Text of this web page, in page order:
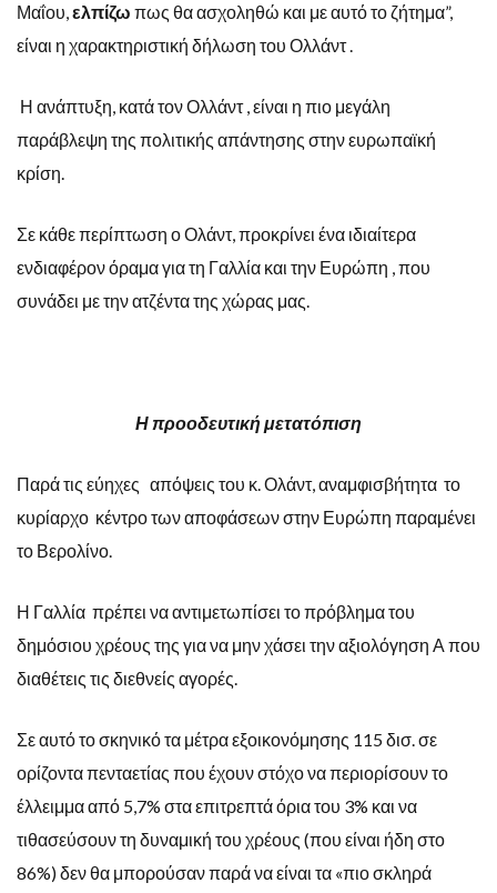
Μαΐου, ελπίζω πως θα ασχοληθώ και με αυτό το ζήτημα”,
είναι η χαρακτηριστική δήλωση του Ολλάντ .
Η ανάπτυξη, κατά τον Ολλάντ , είναι η πιο μεγάλη
παράβλεψη της πολιτικής απάντησης στην ευρωπαϊκή
κρίση.
Σε κάθε περίπτωση ο Ολάντ, προκρίνει ένα ιδιαίτερα
ενδιαφέρον όραμα για τη Γαλλία και την Ευρώπη , που
συνάδει με την ατζέντα της χώρας μας.
Η προοδευτική μετατόπιση
Παρά τις εύηχες απόψεις του κ. Ολάντ, αναμφισβήτητα το
κυρίαρχο κέντρο των αποφάσεων στην Ευρώπη παραμένει
το Βερολίνο.
Η Γαλλία πρέπει να αντιμετωπίσει το πρόβλημα του
δημόσιου χρέους της για να μην χάσει την αξιολόγηση Α που
διαθέτεις τις διεθνείς αγορές.
Σε αυτό το σκηνικό τα μέτρα εξοικονόμησης 115 δισ. σε
ορίζοντα πενταετίας που έχουν στόχο να περιορίσουν το
έλλειμμα από 5,7% στα επιτρεπτά όρια του 3% και να
τιθασεύσουν τη δυναμική του χρέους (που είναι ήδη στο
86%) δεν θα μπορούσαν παρά να είναι τα «πιο σκληρά